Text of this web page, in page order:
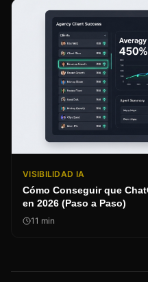
VISIBILIDAD IA
Cómo Conseguir que
en 2026 (Paso a Paso)
11 min